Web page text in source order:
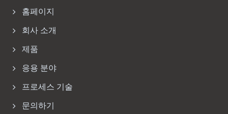
홈페이지
회사 소개
제품
응용 분야
프로세스 기술
문의하기